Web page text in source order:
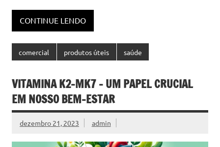
CONTINUE LENDO
comercial produtos úteis saúde
VITAMINA K2-MK7 – UM PAPEL CRUCIAL
EM NOSSO BEM-ESTAR
dezembro 21, 2023 admin